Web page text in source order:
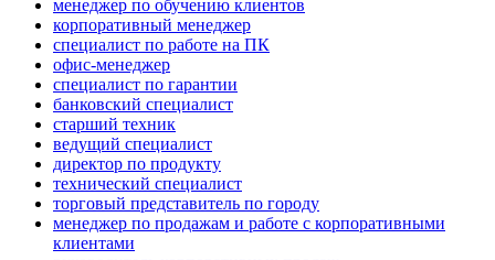
менеджер по обучению клиентов
корпоративный менеджер
специалист по работе на ПК
офис-менеджер
специалист по гарантии
банковский специалист
старший техник
ведущий специалист
директор по продукту
технический специалист
торговый представитель по городу
менеджер по продажам и работе с корпоративными
клиентами